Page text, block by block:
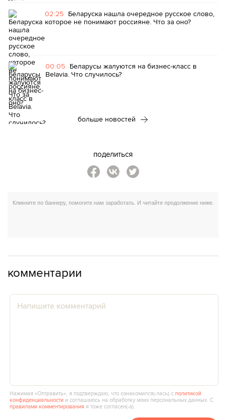
02:25 Беларуска нашла очередное русское слово,
которое не понимают россияне. Что за оно?
00:05 Беларусы жалуются на бизнес-класс в
Belavia. Что случилось?
больше новостей
поделиться
комментарии
Нажимая «Отправить», я подтверждаю, что ознакомился(‑лась) сполитикой
конфиденциальности и соглашаюсь на обработку моих персональных данных. С
правилами комментирования я тоже согласен(‑а).